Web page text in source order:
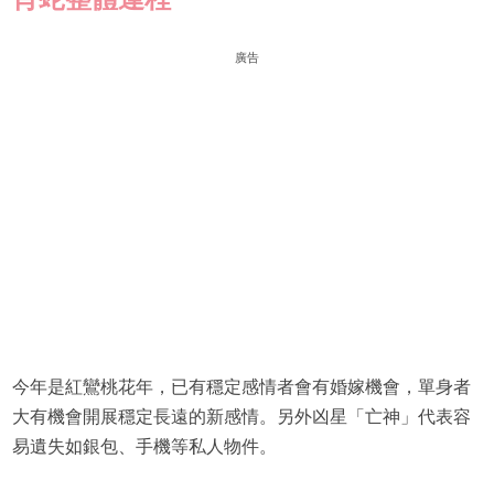
廣告
今年是紅鸞桃花年，已有穩定感情者會有婚嫁機會，單身者
大有機會開展穩定長遠的新感情。另外凶星「亡神」代表容
易遺失如銀包、手機等私人物件。